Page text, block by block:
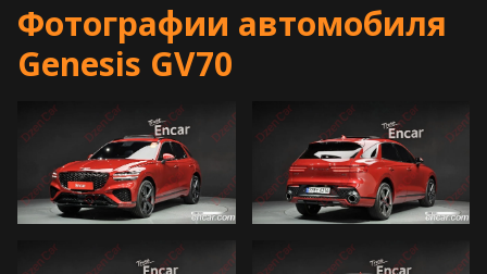
Фотографии автомобиля
Genesis GV70